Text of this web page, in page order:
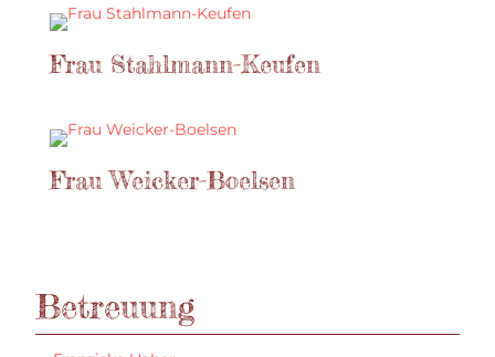
Frau Stahlmann-Keufen
Frau Weicker-Boelsen
Betreuung